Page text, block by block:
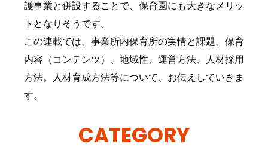
護事業と併設することで、保育園にも大きなメリッ
トとなりそうです。
この連載では、事業所内保育所の実情と課題、保育
内容（コンテンツ）、地域性、運営方法、人材採用
方法。人材育成方法等について、お伝えしていきま
す。
CATEGORY